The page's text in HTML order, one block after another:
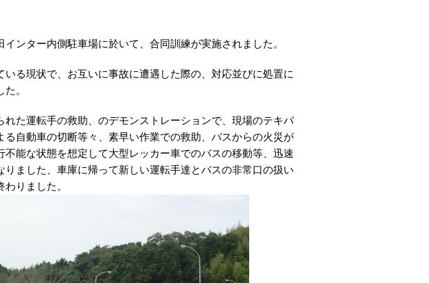
ンター内側駐車場に於いて、合同訓練が実施されました。
る現状で、お互いに事故に遭遇した際の、対応並びに処置に
。
た運転手の救助、のデモンストレーションで、現場のテキパ
自動車の切断等々、素早い作業での救助、バスからの火災が
能な状態を想定して大型レッカー車でのバスの移動等、迅速
ました、車庫に帰って新しい運転手達とバスの非常口の扱い
りました。